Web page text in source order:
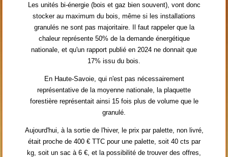
Les unités bi-énergie (bois et gaz bien souvent), vont donc
stocker au maximum du bois, même si les installations
granulés ne sont pas majoritaire. Il faut rappeler que la
chaleur représente 50% de la demande énergétique
nationale, et qu'un rapport publié en 2024 ne donnait que
17% issu du bois.
En Haute-Savoie, qui n'est pas nécessairement
représentative de la moyenne nationale, la plaquette
forestière représentait ainsi 15 fois plus de volume que le
granulé.
Aujourd'hui, à la sortie de l'hiver, le prix par palette, non livré,
était proche de 400 € TTC pour une palette, soit 40 cts par
kg, soit un sac à 6 €, et la possibilité de trouver des offres,